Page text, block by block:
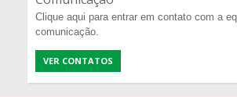
Clique aqui para entrar em contato com a
comunicação.
VER CONTATOS